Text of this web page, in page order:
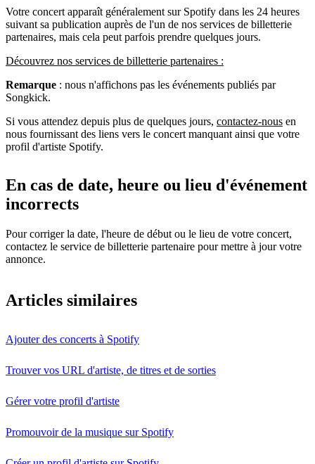
Votre concert apparaît généralement sur Spotify dans les 24 heures
suivant sa publication auprès de l'un de nos services de billetterie
partenaires, mais cela peut parfois prendre quelques jours.
Découvrez nos services de billetterie partenaires :
Remarque : nous n'affichons pas les événements publiés par
Songkick.
Si vous attendez depuis plus de quelques jours, contactez-nous en
nous fournissant des liens vers le concert manquant ainsi que votre
profil d'artiste Spotify.
En cas de date, heure ou lieu d'événement
incorrects
Pour corriger la date, l'heure de début ou le lieu de votre concert,
contactez le service de billetterie partenaire pour mettre à jour votre
annonce.
Articles similaires
Ajouter des concerts à Spotify
Trouver vos URL d'artiste, de titres et de sorties
Gérer votre profil d'artiste
Promouvoir de la musique sur Spotify